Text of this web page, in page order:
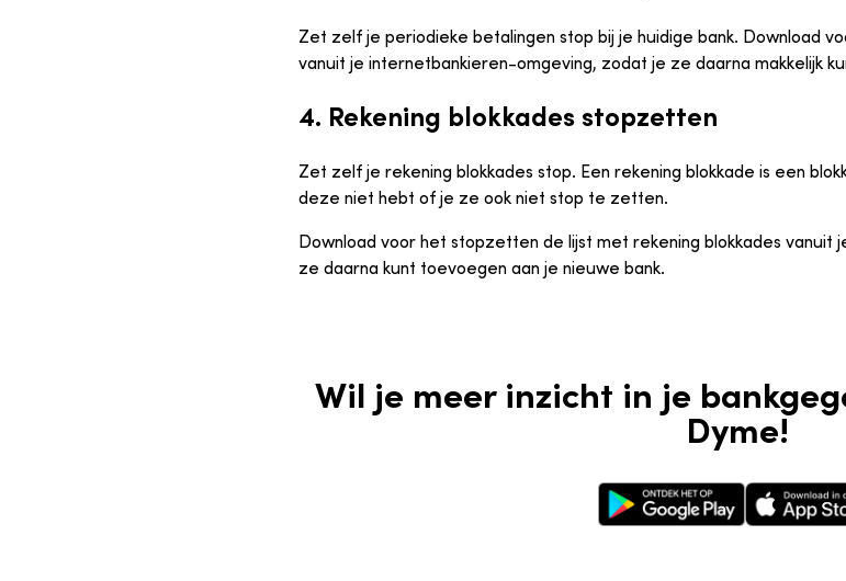
Zet zelf je periodieke betalingen stop bij je huidige bank. Download
vanuit je internetbankieren-omgeving, zodat je ze daarna makkelijk
4. Rekening blokkades stopzetten
Zet zelf je rekening blokkades stop. Een rekening blokkade is een
deze niet hebt of je ze ook niet stop te zetten.
Download voor het stopzetten de lijst met rekening blokkades
ze daarna kunt toevoegen aan je nieuwe bank.
Wil je meer inzicht in je
Dyme!
Google Play Store